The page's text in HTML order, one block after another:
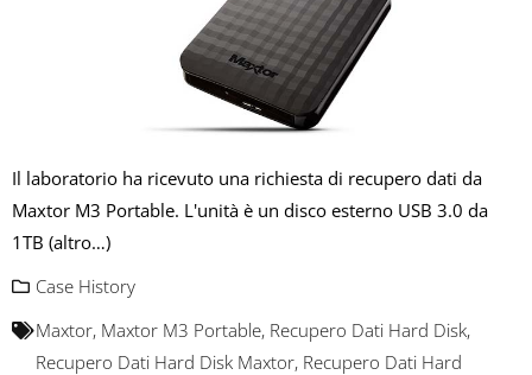
Il laboratorio ha ricevuto una richiesta di recupero dati da
Maxtor M3 Portable. L'unità è un disco esterno USB 3.0 da
1TB (altro…)
Case History
Maxtor, Maxtor M3 Portable, Recupero Dati Hard Disk,
Recupero Dati Hard Disk Maxtor, Recupero Dati Hard